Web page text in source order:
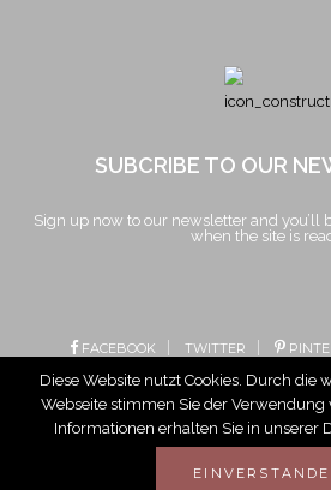
SUBCRIBE TO OUR
Sign up now to our newsletter and you’ll
when the site is
FACEBOOK TWITTER
Diese Website nutzt Cookies. Durch die
Webseite stimmen Sie der Verwendung
Informationen erhalten Sie in unserer